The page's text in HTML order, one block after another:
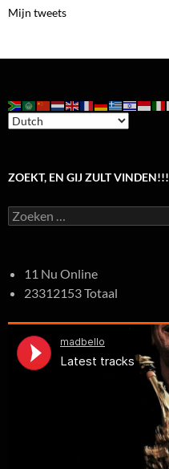
Mijn tweets
ZOEKT, EN GIJ ZULT VINDEN!!!
Zoeken
naar:
11 Nu Online
23312153 Totaal